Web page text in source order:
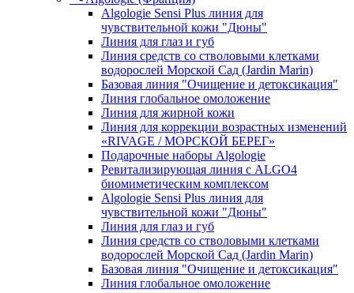
Algologie Sensi Plus линия для
чувcтвительной кожи "Дюны"
Линия для глаз и губ
Линия средств со стволовыми клетками
водорослей Морской Сад (Jardin Marin)
Базовая линия "Очищение и детоксикация"
Линия глобальное омоложение
Линия для жирной кожи
Линия для коррекции возрастных изменений
«RIVAGE / МОРСКОЙ БЕРЕГ»
Подарочные наборы Algologie
Ревитализирующая линия с ALGO4
биомиметическим комплексом
Algologie Sensi Plus линия для
чувcтвительной кожи "Дюны"
Линия для глаз и губ
Линия средств со стволовыми клетками
водорослей Морской Сад (Jardin Marin)
Базовая линия "Очищение и детоксикация"
Линия глобальное омоложение